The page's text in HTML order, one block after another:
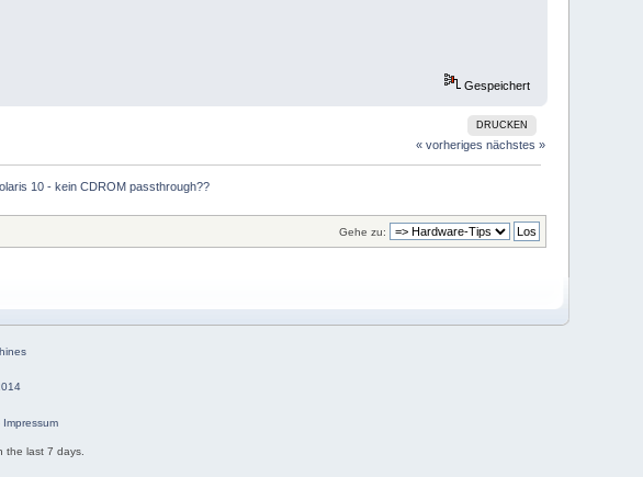
Gespeichert
DRUCKEN
« vorheriges nächstes »
10 - kein CDROM passthrough??
Gehe zu:
Impressum
the last 7 days.